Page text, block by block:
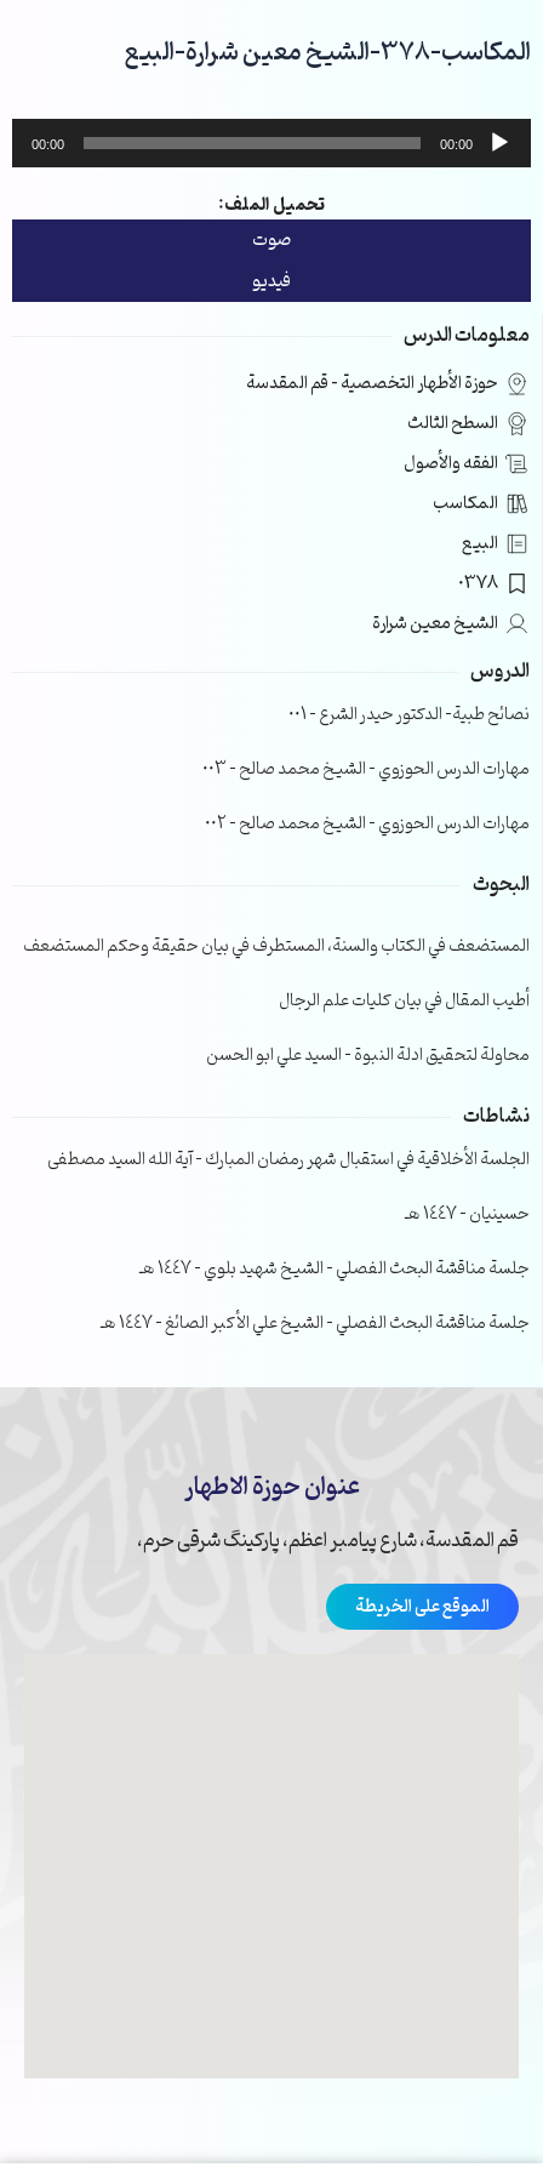
إلىالمكاسب-378-الشيخ معين شرارة-البيع
مشغل
الصوت
00:00
00:00
تحميل الملف:
صوت
فيديو
معلومات الدرس
حوزة الأطهار التخصصية – قم المقدسة
السطح الثالث
الفقه والأصول
المكاسب
البيع
0378
الشيخ معين شرارة
الدروس
نصائح طبية- الدكتور حيدر الشرع – 001
مهارات الدرس الحوزوي – الشيخ محمد صالح – 003
مهارات الدرس الحوزوي – الشيخ محمد صالح – 002
البحوث
المستضعف في الكتاب والسنة، المستطرف في بيان حقيقة وحكم المستضعف
أطيب المقال في بيان كليات علم الرجال
محاولة لتحقيق ادلة النبوة – السيد علي ابو الحسن
نشاطات
الجلسة الأخلاقية في استقبال شهر رمضان المبارك – آية الله السيد مصطفى
حسينيان – 1447 هـ
جلسة مناقشة البحث الفصلي – الشيخ شهيد بلوي – 1447 هـ
جلسة مناقشة البحث الفصلي – الشيخ علي الأكبر الصائغ – 1447 هـ
عنوان حوزة الاطهار
قم المقدسة، شارع پیامبر اعظم، پارکینگ شرقی حرم،
الموقع على الخريطة